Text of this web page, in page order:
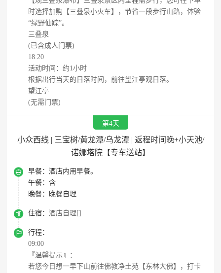
时选择加购【三叠泉小火车】，节省一段步行山路，体验
“绿野仙踪”。
三叠泉
(已含成人门票)
18:20
活动时间：约1小时
根据出行当天的日落时间，前往望江亭观日落。
望江亭
(无需门票)
第4天
小众西线 | 三宝树/黄龙潭/乌龙潭 | 返程时间晚+小天池/
诺娜塔院【专车送站】
 早餐： 酒店内用早餐。
午餐： 含
晚餐：
晚餐自理
 住宿： 酒店自理[]

行程：
09:00
『温馨提示』：
若您今日想一早下山前往佛教净土苑【东林大佛】，打卡